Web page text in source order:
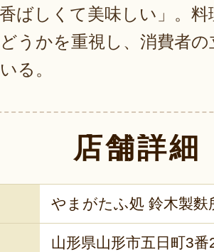
ばしくて美味しい」。
うかを重視し、消費者
る。
店舗詳細
やまがたふ処 鈴木製麩
山形県山形市五日町3番